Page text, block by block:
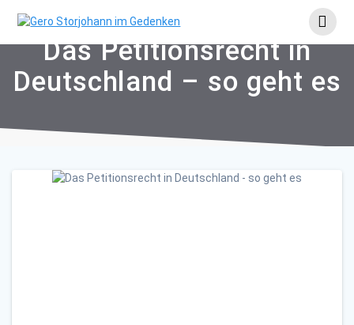
to
Das Petitionsrecht in
Deutschland – so geht es